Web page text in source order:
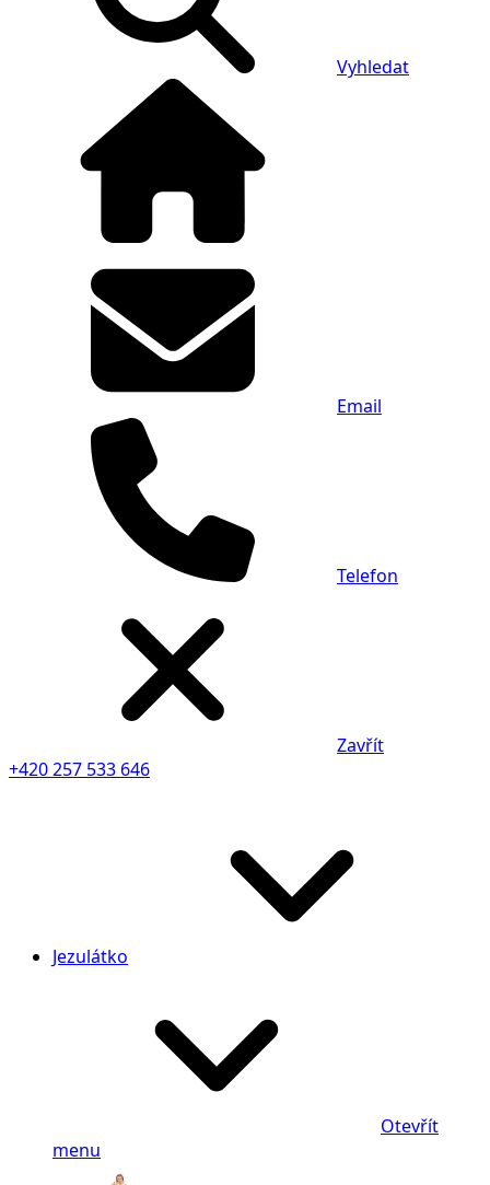
Vyhledat
Email
Telefon
Zavřít
+420 257 533 646
Jezulátko
Otevřít
menu